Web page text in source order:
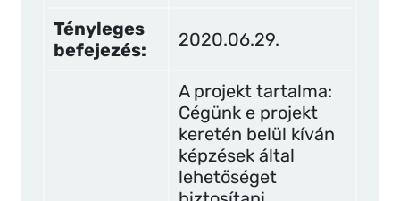
Tényleges
befejezés:
2020.06.29.
A projekt tartalma:
Cégünk e projekt
keretén belül kíván
képzések által
lehetőséget